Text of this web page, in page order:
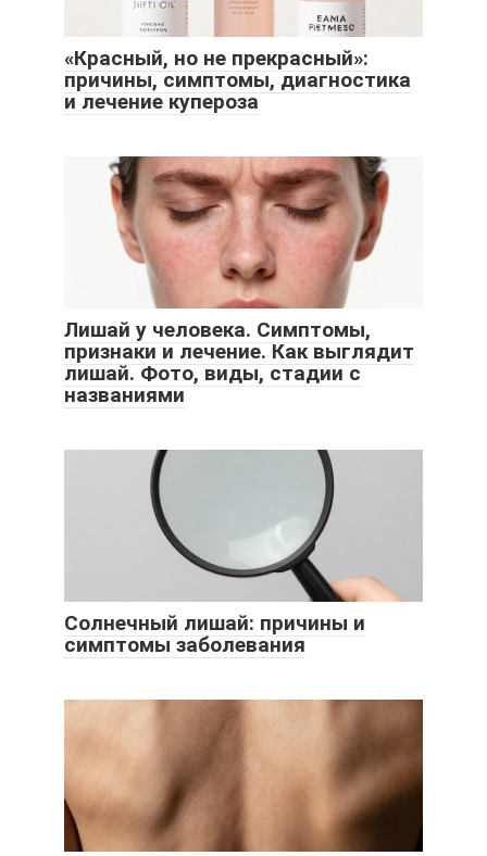
«Красный, но не прекрасный»:
причины, симптомы, диагностика
и лечение купероза
Лишай у человека. Симптомы,
признаки и лечение. Как выглядит
лишай. Фото, виды, стадии с
названиями
Солнечный лишай: причины и
симптомы заболевания